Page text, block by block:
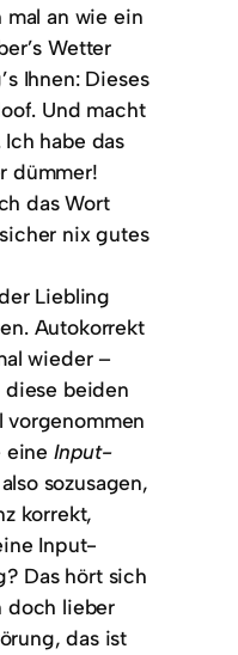
an wie ein
Wetter
Ihnen: Dieses
Und macht
habe das
dümmer!
das Wort
nix gutes
Liebling
Autokorrekt
wieder –
beiden
vorgenommen
eine Input-
also sozusagen,
korrekt,
Input-
Das hört sich
doch lieber
das ist